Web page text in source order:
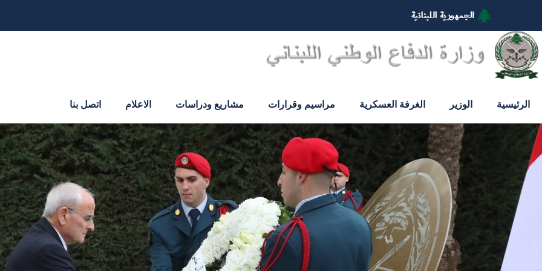
المحتوى
الرئيسي
الرئيسية الوزير الغرفة العسكرية مراسيم وقرارات مشاريع ودراسات الاعلام اتصل بنا